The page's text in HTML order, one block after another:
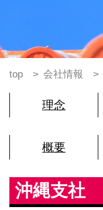
top 会社情報
理念
概要
沖縄支社